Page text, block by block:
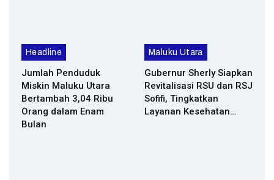
Headline
Jumlah Penduduk
Miskin Maluku Utara
Bertambah 3,04 Ribu
Orang dalam Enam
Bulan
Maluku Utara
Gubernur Sherly Siapkan
Revitalisasi RSU dan RSJ
Sofifi, Tingkatkan
Layanan Kesehatan…